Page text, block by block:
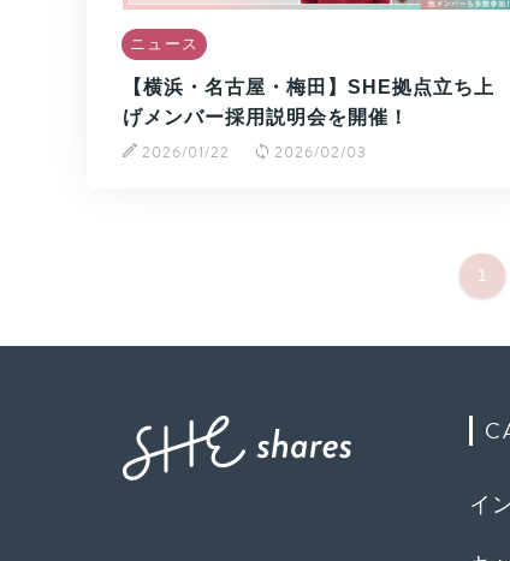
ニュース
【横浜・名古屋・梅田】SHE拠点立ち上
げメンバー採用説明会を開催！
2026/01/22 2026/02/03
1
イ